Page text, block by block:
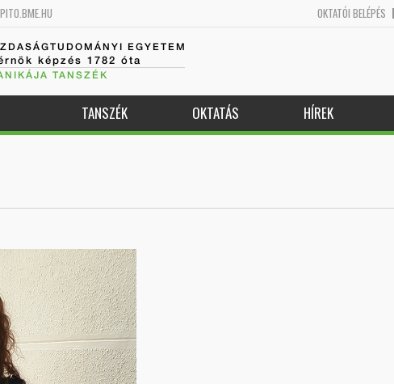
OKTATÓI BELÉPÉS
EGYETEM
képzés 1782 óta
TANSZÉK
TANSZÉK OKTATÁS HÍREK